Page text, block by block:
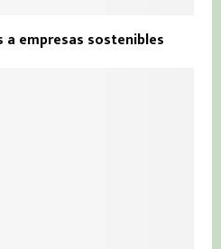
empresas sostenibles